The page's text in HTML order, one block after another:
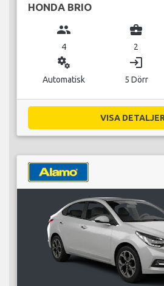
HONDA BRIO
group
4
business_center
2
miscellaneous_services
Automatisk
login
5 Dörr
VISA